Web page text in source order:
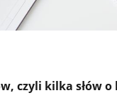
czyli kilka słów o